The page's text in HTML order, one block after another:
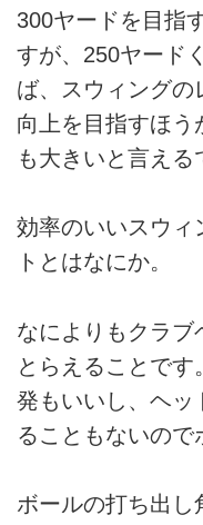
300ヤードを目指
すが、250ヤード
ば、スウィングの
向上を目指すほう
も大きいと言える
効率のいいスウィ
トとはなにか。
なによりもクラブ
とらえることです
発もいいし、ヘッ
ることもないので
ボールの打ち出し